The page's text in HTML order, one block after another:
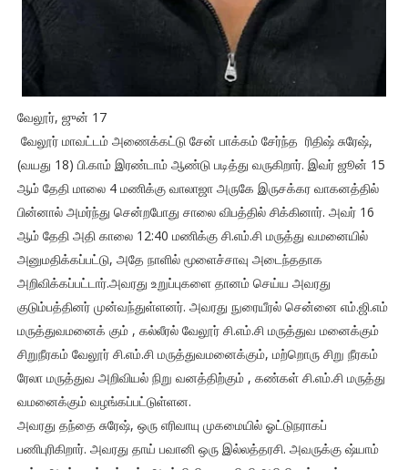
வேலூர், ஜுன் 17
வேலூர் மாவட்டம் அணைக்கட்டு சேன் பாக்கம் சேர்ந்த ரிதிஷ் சுரேஷ்,
(வயது 18) பி.காம் இரண்டாம் ஆண்டு படித்து வருகிறார். இவர் ஜூன் 15
ஆம் தேதி மாலை 4 மணிக்கு வாலாஜா அருகே இருசக்கர வாகனத்தில்
பின்னால் அமர்ந்து சென்றபோது சாலை விபத்தில் சிக்கினார். அவர் 16
ஆம் தேதி அதி காலை 12:40 மணிக்கு சி.எம்.சி மருத்து வமனையில்
அனுமதிக்கப்பட்டு, அதே நாளில் மூளைச்சாவு அடைந்ததாக
அறிவிக்கப்பட்டார்.அவரது உறுப்புகளை தானம் செய்ய அவரது
குடும்பத்தினர் முன்வந்துள்ளனர். அவரது நுரையீரல் சென்னை எம்.ஜி.எம்
மருத்துவமனைக் கும் , கல்லீரல் வேலூர் சி.எம்.சி மருத்துவ மனைக்கும்
சிறுநீரகம் வேலூர் சி.எம்.சி மருத்துவமனைக்கும், மற்றொரு சிறு நீரகம்
ரேலா மருத்துவ அறிவியல் நிறு வனத்திற்கும் , கண்கள் சி.எம்.சி மருத்து
வமனைக்கும் வழங்கப்பட்டுள்ளன.
அவரது தந்தை சுரேஷ், ஒரு எரிவாயு முகமையில் ஓட்டுநராகப்
பணிபுரிகிறார். அவரது தாய் பவானி ஒரு இல்லத்தரசி. அவருக்கு ஷ்யாம்